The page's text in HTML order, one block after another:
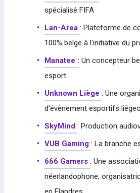
spécialisé FIFA
Lan-Area : Plateforme de
100% belge à l'initiative du
Manatee : Un concepteur
esport
Unknown Liège : Une
d'évènement esportifs
SkyMind : Production
VUB Gaming : La branche
666 Gamers : Une
néerlandophone,